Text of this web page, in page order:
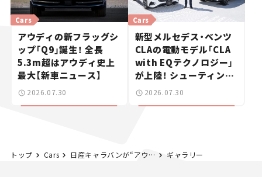
アウディの新フラッグシ
ップ「Q9」誕生！ 全長
5.3m超はアウディ史上
最大【新車ニュース】
Cars
2026.07.30
新型メルセデス・ベンツ
CLAの電動モデル「CLA
with EQテクノロジー」
が上陸！ シューティング
ブレークも発売【新車ニ
Cars
2026.07.30
トップ Cars 日産キャラバンが“アウトドア仕様”に大変身！ 「SOTOASOBIパッケージ」はどんな内容？【新車ニュース】 ギャラリー